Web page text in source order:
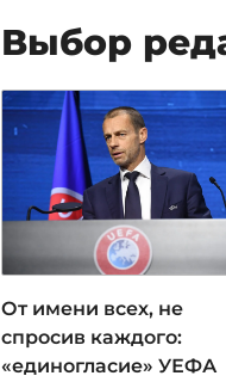
Выбор
От имени всех, не
спросив каждого:
«единогласие» УЕФА